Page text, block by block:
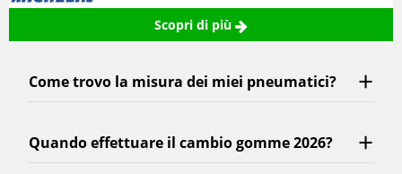
Scopri di più
Come trovo la misura dei miei pneumatici?
Quando effettuare il cambio gomme 2026?